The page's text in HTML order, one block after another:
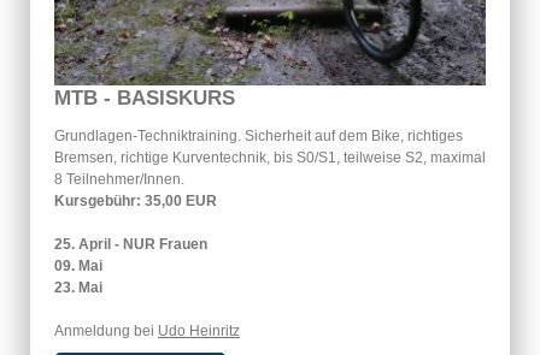
MTB - BASISKURS
Grundlagen-Techniktraining. Sicherheit auf dem Bike, richtiges
Bremsen, richtige Kurventechnik, bis S0/S1, teilweise S2, maximal
8 Teilnehmer/Innen.
Kursgebühr: 35,00 EUR
25. April - NUR Frauen
09. Mai
23. Mai
Anmeldung bei Udo Heinritz